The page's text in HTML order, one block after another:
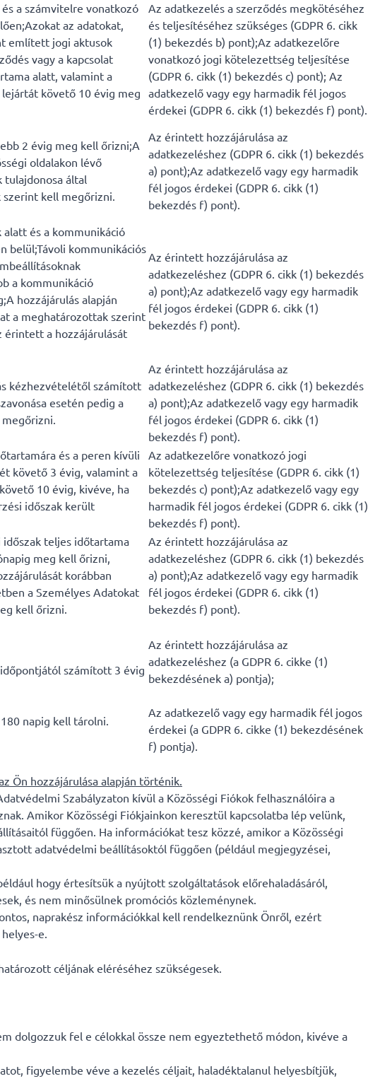
a számvitelre vonatkozó
az adatokat,
említett jogi aktusok
vagy a kapcsolat
alatt, valamint a
lejártát követő 10 évig meg
Az adatkezelés a szerződés megkötéséhez
és teljesítéséhez szükséges (GDPR 6. cikk
(1) bekezdés b) pont);Az adatkezelőre
vonatkozó jogi kötelezettség teljesítése
(GDPR 6. cikk (1) bekezdés c) pont); Az
adatkezelő vagy egy harmadik fél jogos
érdekei (GDPR 6. cikk (1) bekezdés f) pont).
2 évig meg kell őrizni;A
oldalakon lévő
tulajdonosa által
kell megőrizni.
Az érintett hozzájárulása az
adatkezeléshez (GDPR 6. cikk (1) bekezdés
a) pont);Az adatkezelő vagy egy harmadik
fél jogos érdekei (GDPR 6. cikk (1)
bekezdés f) pont).
és a kommunikáció
belül;Távoli kommunikációs
a kommunikáció
hozzájárulás alapján
a meghatározottak szerint
érintett a hozzájárulását
Az érintett hozzájárulása az
adatkezeléshez (GDPR 6. cikk (1) bekezdés
a) pont);Az adatkezelő vagy egy harmadik
fél jogos érdekei (GDPR 6. cikk (1)
bekezdés f) pont).
kézhezvételétől számított
esetén pedig a
Az érintett hozzájárulása az
adatkezeléshez (GDPR 6. cikk (1) bekezdés
a) pont);Az adatkezelő vagy egy harmadik
fél jogos érdekei (GDPR 6. cikk (1)
bekezdés f) pont).
és a peren kívüli
követő 3 évig, valamint a
10 évig, kivéve, ha
időszak került
Az adatkezelőre vonatkozó jogi
kötelezettség teljesítése (GDPR 6. cikk (1)
bekezdés c) pont);Az adatkezelő vagy egy
harmadik fél jogos érdekei (GDPR 6. cikk (1)
bekezdés f) pont).
időszak teljes időtartama
meg kell őrizni,
korábban
a Személyes Adatokat
kell őrizni.
Az érintett hozzájárulása az
adatkezeléshez (GDPR 6. cikk (1) bekezdés
a) pont);Az adatkezelő vagy egy harmadik
fél jogos érdekei (GDPR 6. cikk (1)
bekezdés f) pont).
számított 3 évig
napig kell tárolni.
Az érintett hozzájárulása az
adatkezeléshez (a GDPR 6. cikke (1)
bekezdésének a) pontja);
Az adatkezelő vagy egy harmadik fél jogos
érdekei (a GDPR 6. cikke (1) bekezdésének
f) pontja).
Ön hozzájárulása alapján történik.
Szabályzaton kívül a Közösségi Fiókok felhasználóira a
Amikor Közösségi Fiókjainkon keresztül kapcsolatba lép velünk,
függően. Ha információkat tesz közzé, amikor a Közösségi
adatvédelmi beállításoktól függően (például megjegyzései,
hogy értesítsük a nyújtott szolgáltatások előrehaladásáról,
és nem minősülnek promóciós közleménynek.
naprakész információkkal kell rendelkeznünk Önről, ezért
e.
céljának eléréséhez szükségesek.
dolgozzuk fel e célokkal össze nem egyeztethető módon, kivéve a
figyelembe véve a kezelés céljait, haladéktalanul helyesbítjük,